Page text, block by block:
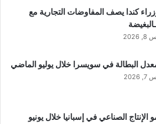
كندا يصف المفاوضات التجارية مع
البطالة في سويسرا خلال يوليو الماضي
الإنتاج الصناعي في إسبانيا خلال يونيو